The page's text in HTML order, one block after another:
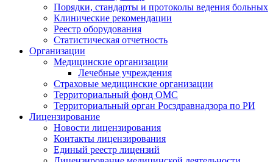
Порядки, стандарты и протоколы ведения больных
Клинические рекомендации
Реестр оборудования
Статистическая отчетность
Организации
Медицинские организации
Лечебные учреждения
Страховые медицинские организации
Территориальный фонд ОМС
Территориальный орган Росздравнадзора по РИ
Лицензирование
Новости лицензирования
Контакты лицензирования
Единый реестр лицензий